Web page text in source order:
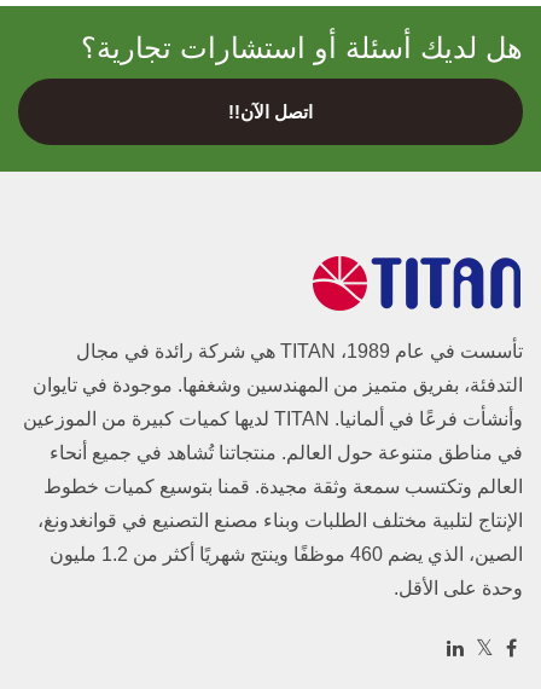
هل لديك أسئلة أو استشارات تجارية؟
اتصل الآن!!
تأسست في عام 1989، TITAN هي شركة رائدة في مجال
التدفئة، بفريق متميز من المهندسين وشغفها. موجودة في تايوان
وأنشأت فرعًا في ألمانيا. TITAN لديها كميات كبيرة من الموزعين
في مناطق متنوعة حول العالم. منتجاتنا تُشاهد في جميع أنحاء
العالم وتكتسب سمعة وثقة مجيدة. قمنا بتوسيع كميات خطوط
الإنتاج لتلبية مختلف الطلبات وبناء مصنع التصنيع في قوانغدونغ،
الصين، الذي يضم 460 موظفًا وينتج شهريًا أكثر من 1.2 مليون
وحدة على الأقل.